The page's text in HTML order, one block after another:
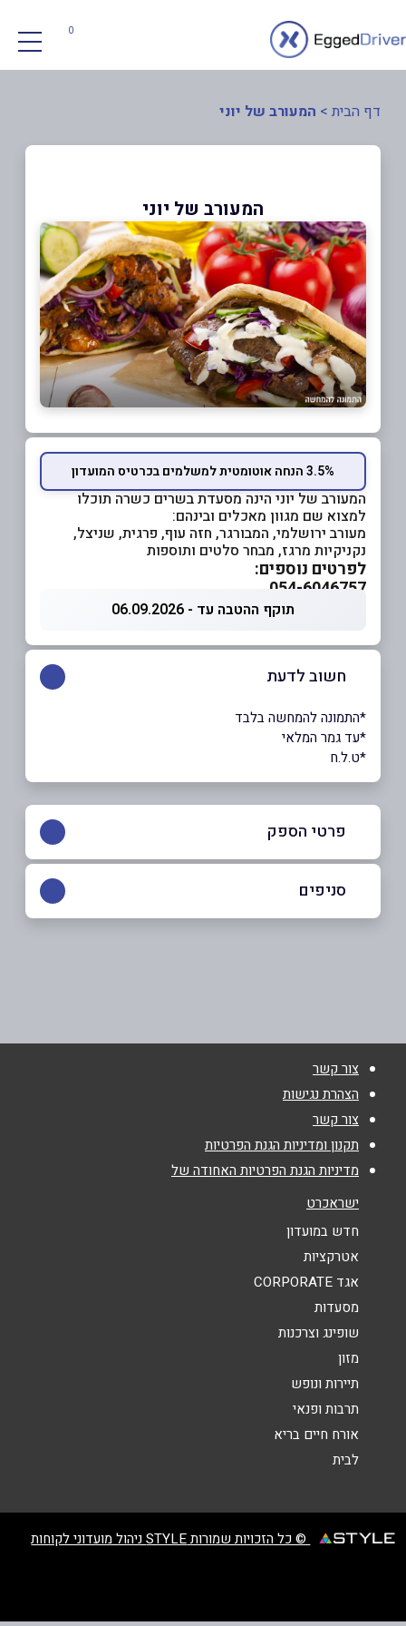
0
דף הבית > המעורב של יוני
המעורב של יוני
3.5% הנחה אוטומטית למשלמים בכרטיס המועדון
המעורב של יוני הינה מסעדת בשרים כשרה תוכלו
למצוא שם מגוון מאכלים ובינהם:
מעורב ירושלמי, המבורגר, חזה עוף, פרגית, שניצל,
נקניקיות מרגז, מבחר סלטים ותוספות
לפרטים נוספים:
054-6046757
תוקף ההטבה עד - 06.09.2026
חשוב לדעת
*התמונה להמחשה בלבד
*עד גמר המלאי
*ט.ל.ח
פרטי הספק
נושא*
אנא חזרו אלי בקשר ל...
סניפים
צור קשר
הצהרת נגישות
צור קשר
תקנון ומדיניות הגנת הפרטיות
מדיניות הגנת הפרטיות האחודה של
ישראכרט
חדש במועדון
אטרקציות
אגד CORPORATE
מסעדות
שופינג וצרכנות
מזון
תיירות ונופש
תרבות ופנאי
אורח חיים בריא
לבית
© כל הזכויות שמורות STYLE ניהול מועדוני לקוחות